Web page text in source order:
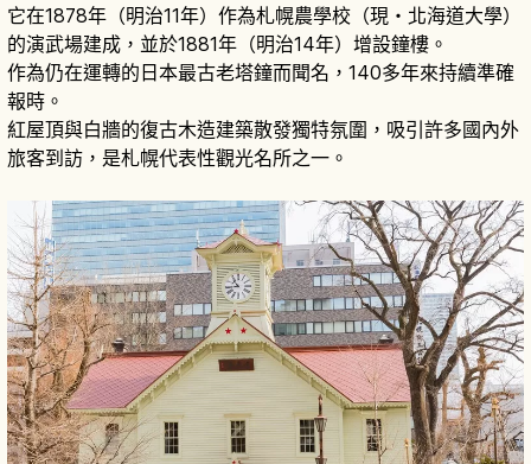
它在1878年（明治11年）作為札幌農學校（現・北海道大學）
的演武場建成，並於1881年（明治14年）增設鐘樓。
作為仍在運轉的日本最古老塔鐘而聞名，140多年來持續準確
報時。
紅屋頂與白牆的復古木造建築散發獨特氛圍，吸引許多國內外
旅客到訪，是札幌代表性觀光名所之一。